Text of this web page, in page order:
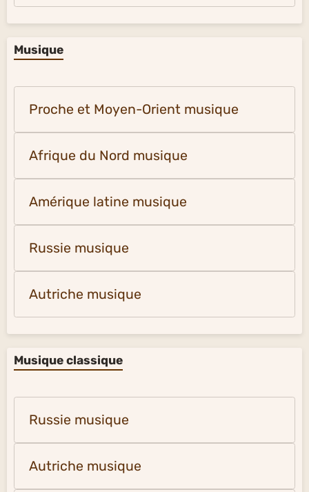
Musique
Proche et Moyen-Orient musique
Afrique du Nord musique
Amérique latine musique
Russie musique
Autriche musique
Musique classique
Russie musique
Autriche musique